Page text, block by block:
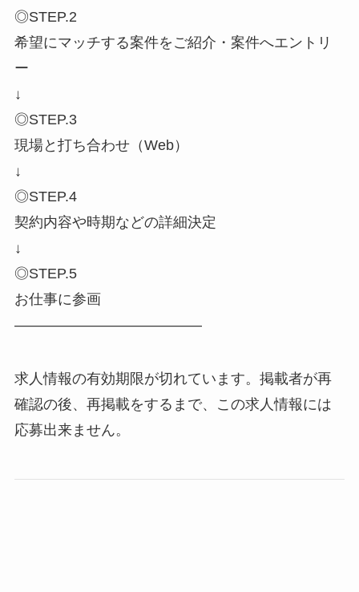
◎STEP.2
希望にマッチする案件をご紹介・案件へエントリ
ー
↓
◎STEP.3
現場と打ち合わせ（Web）
↓
◎STEP.4
契約内容や時期などの詳細決定
↓
◎STEP.5
お仕事に参画
―――――――――――――
求人情報の有効期限が切れています。掲載者が再
確認の後、再掲載をするまで、この求人情報には
応募出来ません。